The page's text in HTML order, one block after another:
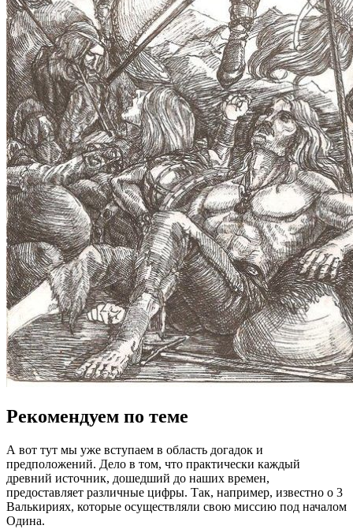
Рекомендуем по теме
А вот тут мы уже вступаем в область догадок и
предположений. Дело в том, что практически каждый
древний источник, дошедший до наших времен,
предоставляет различные цифры. Так, например, известно о 3
Валькириях, которые осуществляли свою миссию под началом
Одина.